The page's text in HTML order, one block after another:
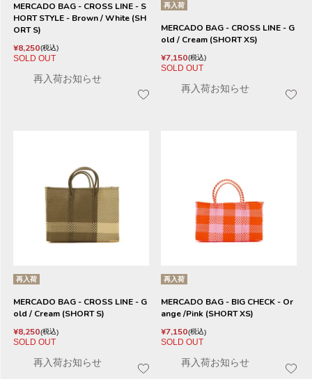
MERCADO BAG - CROSS LINE - S
HORT STYLE - Brown / White (SH
ORT S)
¥8,250 税込
SOLD OUT
再入荷お知らせ
再入荷
MERCADO BAG - CROSS LINE - G
old / Cream (SHORT XS)
¥7,150 税込
SOLD OUT
再入荷お知らせ
再入荷
MERCADO BAG - CROSS LINE - G
old / Cream (SHORT S)
¥8,250 税込
SOLD OUT
再入荷お知らせ
再入荷
MERCADO BAG - BIG CHECK - Or
ange /Pink (SHORT XS)
¥7,150 税込
SOLD OUT
再入荷お知らせ